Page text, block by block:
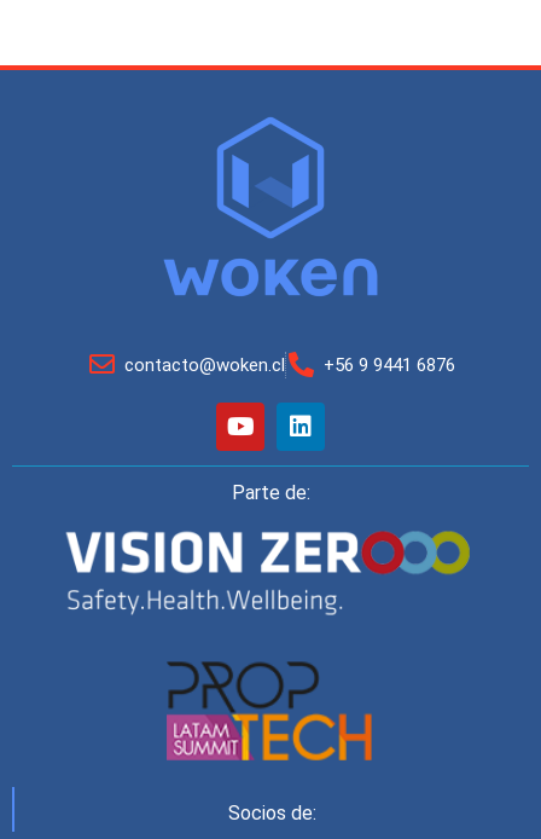
contacto@woken.cl +56 9 9441 6876
Parte de:
Socios de: